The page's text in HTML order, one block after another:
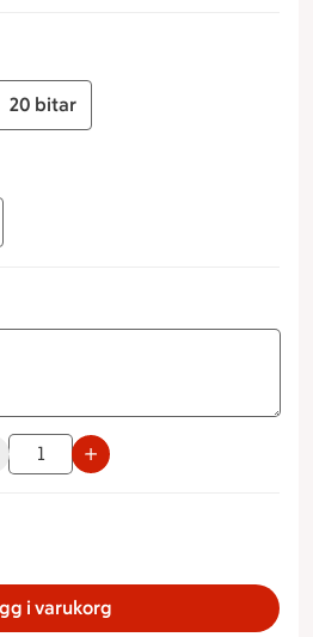
20 bitar
knapparna för att minska
Whitelady Storlek på tårta 8
i varukorg